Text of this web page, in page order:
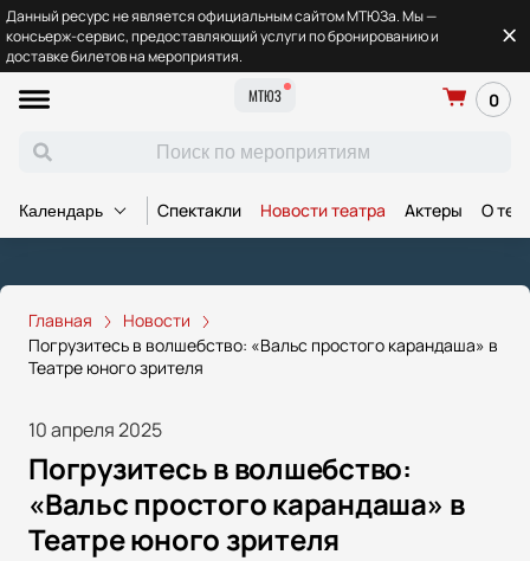
Данный ресурс не является официальным сайтом МТЮЗа. Мы —
консьерж-сервис, предоставляющий услуги по бронированию и
доставке билетов на мероприятия.
МТЮЗ
0
Календарь Спектакли Новости театра Актеры О
Главная
Новости
Погрузитесь в волшебство: «Вальс простого карандаша» в
Театре юного зрителя
10 апреля 2025
Погрузитесь в волшебство:
«Вальс простого карандаша» в
Театре юного зрителя